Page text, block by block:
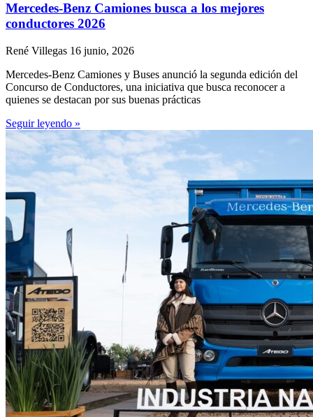
Mercedes-Benz Camiones busca a los mejores
conductores 2026
René Villegas 16 junio, 2026
Mercedes-Benz Camiones y Buses anunció la segunda edición del
Concurso de Conductores, una iniciativa que busca reconocer a
quienes se destacan por sus buenas prácticas
Seguir leyendo »